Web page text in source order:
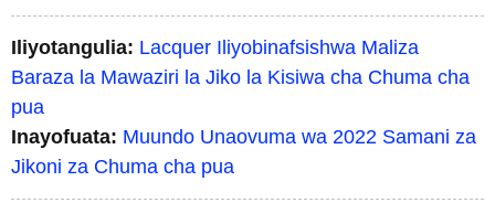
Iliyotangulia: Lacquer Iliyobinafsishwa Maliza
Baraza la Mawaziri la Jiko la Kisiwa cha Chuma cha
pua
Inayofuata: Muundo Unaovuma wa 2022 Samani za
Jikoni za Chuma cha pua